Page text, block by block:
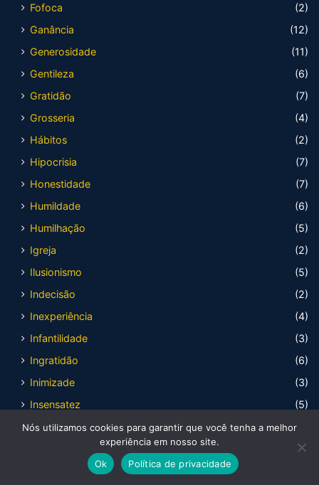
Fofoca
(2)
Ganância
(12)
Generosidade
(11)
Gentileza
(6)
Gratidão
(7)
Grosseria
(4)
Hábitos
(2)
Hipocrisia
(7)
Honestidade
(7)
Humildade
(6)
Humilhação
(5)
Igreja
(2)
Ilusionismo
(5)
Indecisão
(2)
Inexperiência
(4)
Infantilidade
(3)
Ingratidão
(6)
Inimizade
(3)
Insensatez
(5)
Intercessão
(1)
(3)
Nós utilizamos cookies para garantir que você tenha a melhor
experiência em nosso site.
Ok
Política de privacidade